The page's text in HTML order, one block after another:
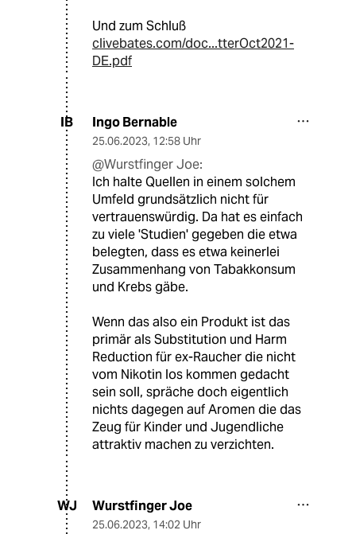
Und zum Schluß
clivebates.com/doc...tterOct2021-
DE.pdf
IB Ingo Bernable
25.06.2023, 12:58 Uhr
@Wurstfinger Joe:
Ich halte Quellen in einem solchem
Umfeld grundsätzlich nicht für
vertrauenswürdig. Da hat es einfach
zu viele 'Studien' gegeben die etwa
belegten, dass es etwa keinerlei
Zusammenhang von Tabakkonsum
und Krebs gäbe.
Wenn das also ein Produkt ist das
primär als Substitution und Harm
Reduction für ex-Raucher die nicht
vom Nikotin los kommen gedacht
sein soll, spräche doch eigentlich
nichts dagegen auf Aromen die das
Zeug für Kinder und Jugendliche
attraktiv machen zu verzichten.
WJ Wurstfinger Joe
25.06.2023, 14:02 Uhr